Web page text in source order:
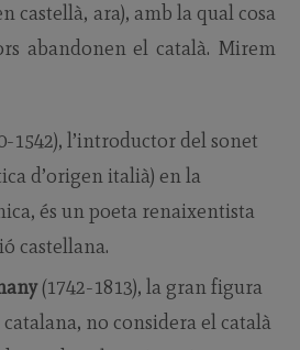
castellà, ara), amb la qual cosa
abandonen el català. Mirem
1542), l’introductor del sonet
d’origen italià) en la
és un poeta renaixentista
castellana.
(1742-1813), la gran figura
no considera el català